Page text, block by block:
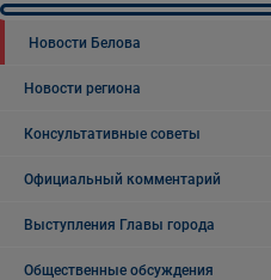
Новости Белова
Новости региона
Консультативные советы
Официальный комментарий
Выступления Главы города
Общественные обсуждения